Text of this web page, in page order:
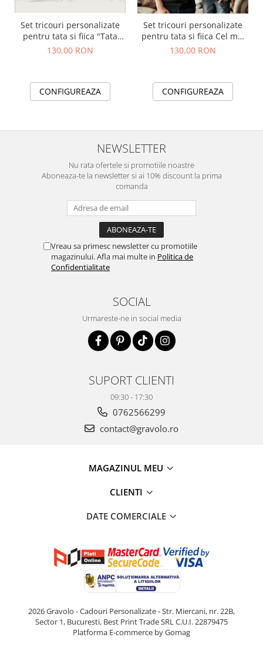
Set tricouri personalizate
pentru tata si fiica "Tata
Mouse, Mini Mouse"
130,00 RON
CONFIGUREAZA
Set tricouri personalizate
pentru tata si fiica Cel mai
tare tata - Fata lu tata
130,00 RON
CONFIGUREAZA
NEWSLETTER
Nu rata ofertele si promotiile noastre
Aboneaza-te la newsletter si ai 10% discount la prima
comanda
Vreau sa primesc newsletter cu promotiile
magazinului. Afla mai multe in Politica de
Confidentialitate
SOCIAL
Urmareste-ne in social media
SUPORT CLIENTI
09:30 - 17:30
0762566299
contact@gravolo.ro
MAGAZINUL MEU
CLIENTI
DATE COMERCIALE
2026 Gravolo - Cadouri Personalizate - Str. Miercani, nr. 22B,
Sector 1, Bucuresti, Best Print Trade SRL C.U.I. 22879475
Platforma E-commerce by Gomag